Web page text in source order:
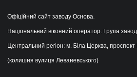
Офіційний сайт заводу Основа.
Національний віконний оператор. Група
Центральний регіон: м. Біла Церква,
(колишня вулиця Леваневського)